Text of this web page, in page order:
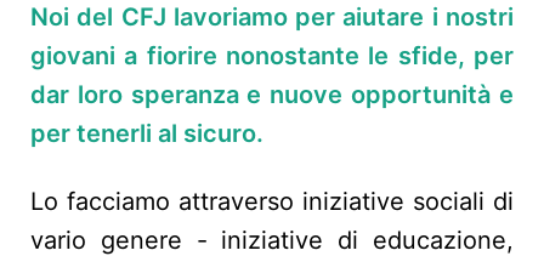
Noi del CFJ lavoriamo per aiutare i nostri
giovani a fiorire nonostante le sfide, per
dar loro speranza e nuove opportunità e
per tenerli al sicuro.
Lo facciamo attraverso iniziative sociali di
vario genere - iniziative di educazione,